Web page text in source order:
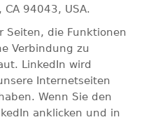
94043, USA.
Seiten, die Funktionen
Verbindung zu
LinkedIn wird
Internetseiten
Wenn Sie den
anklicken und in